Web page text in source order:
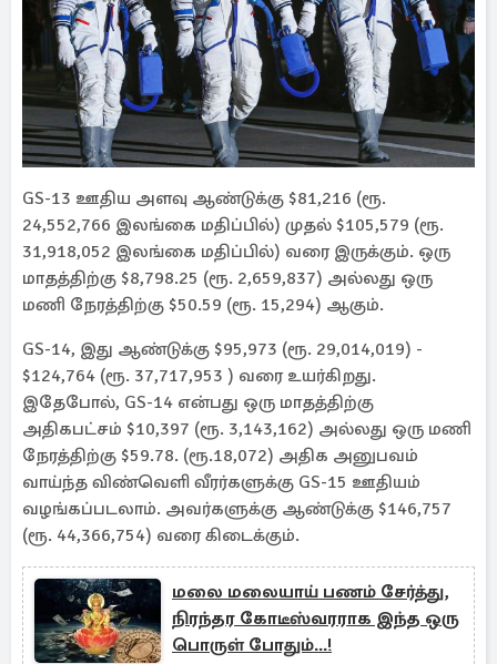
GS-13 ஊதிய அளவு ஆண்டுக்கு $81,216 (ரூ.
24,552,766 இலங்கை மதிப்பில்) முதல் $105,579 (ரூ.
31,918,052 இலங்கை மதிப்பில்) வரை இருக்கும். ஒரு
மாதத்திற்கு $8,798.25 (ரூ. 2,659,837) அல்லது ஒரு
மணி நேரத்திற்கு $50.59 (ரூ. 15,294) ஆகும்.
GS-14, இது ஆண்டுக்கு $95,973 (ரூ. 29,014,019) -
$124,764 (ரூ. 37,717,953 ) வரை உயர்கிறது.
இதேபோல், GS-14 என்பது ஒரு மாதத்திற்கு
அதிகபட்சம் $10,397 (ரூ. 3,143,162) அல்லது ஒரு மணி
நேரத்திற்கு $59.78. (ரூ.18,072) அதிக அனுபவம்
வாய்ந்த விண்வெளி வீரர்களுக்கு GS-15 ஊதியம்
வழங்கப்படலாம். அவர்களுக்கு ஆண்டுக்கு $146,757
(ரூ. 44,366,754) வரை கிடைக்கும்.
மலை மலையாய் பணம் சேர்த்து,
நிரந்தர கோடீஸ்வரராக இந்த ஒரு
பொருள் போதும்...!